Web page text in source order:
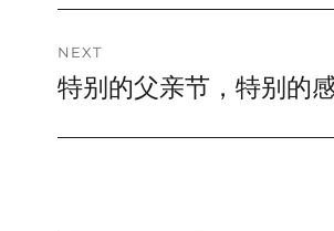
NEXT
Next
特别的父亲节，特别的